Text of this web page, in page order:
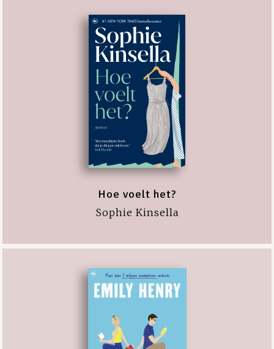
Hoe voelt het?
Sophie Kinsella